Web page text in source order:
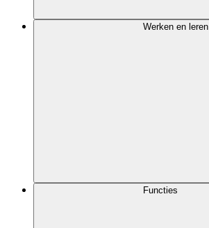
Werken en leren
Functies